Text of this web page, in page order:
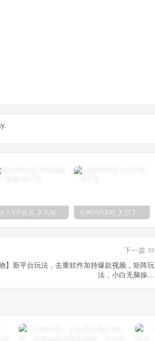
加入VIP会员,享高额的推广提成 全网VIP课程 无损下载~
下一篇
】新平台玩法，去重软件加持爆款视频，矩阵玩
法，小白无脑操…